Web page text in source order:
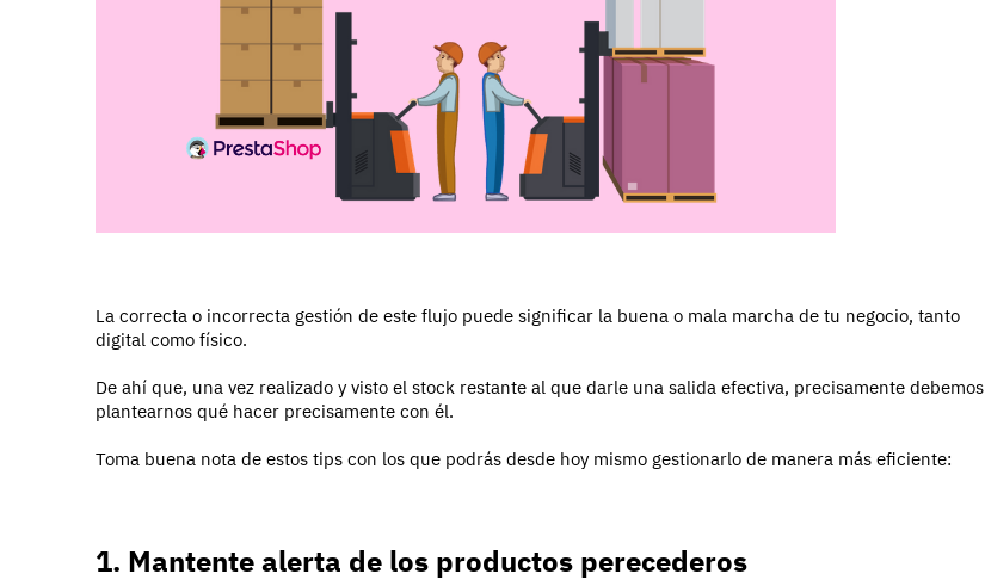
La correcta o incorrecta gestión de este flujo puede significar la buena o mala marcha de tu negocio, tanto
digital como físico.
De ahí que, una vez realizado y visto el stock restante al que darle una salida efectiva, precisamente debemos
plantearnos qué hacer precisamente con él.
Toma buena nota de estos tips con los que podrás desde hoy mismo gestionarlo de manera más eficiente:
1. Mantente alerta de los productos perecederos